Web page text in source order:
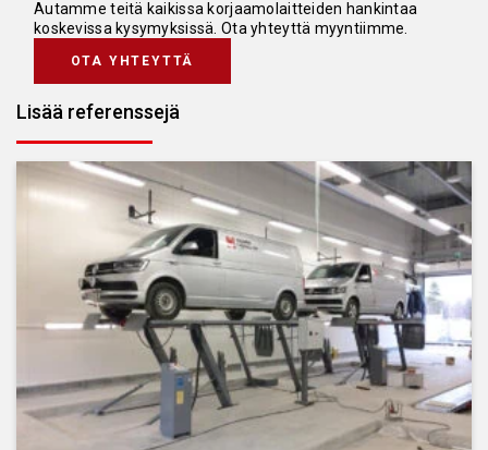
Autamme teitä kaikissa korjaamolaitteiden hankintaa
koskevissa kysymyksissä. Ota yhteyttä myyntiimme.
OTA YHTEYTTÄ
Lisää referenssejä